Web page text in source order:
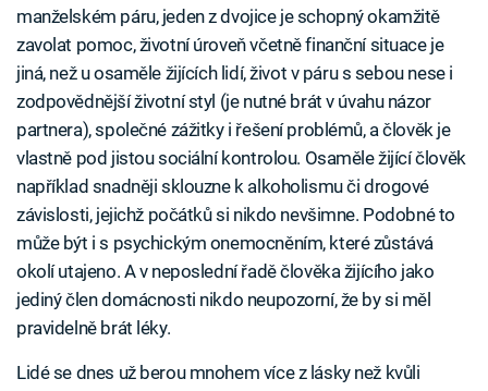
manželském páru, jeden z dvojice je schopný okamžitě
zavolat pomoc, životní úroveň včetně finanční situace je
jiná, než u osaměle žijících lidí, život v páru s sebou nese i
zodpovědnější životní styl (je nutné brát v úvahu názor
partnera), společné zážitky i řešení problémů, a člověk je
vlastně pod jistou sociální kontrolou. Osaměle žijící člověk
například snadněji sklouzne k alkoholismu či drogové
závislosti, jejichž počátků si nikdo nevšimne. Podobné to
může být i s psychickým onemocněním, které zůstává
okolí utajeno. A v neposlední řadě člověka žijícího jako
jediný člen domácnosti nikdo neupozorní, že by si měl
pravidelně brát léky.
Lidé se dnes už berou mnohem více z lásky než kvůli